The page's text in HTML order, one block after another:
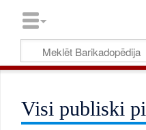
Visi publiski